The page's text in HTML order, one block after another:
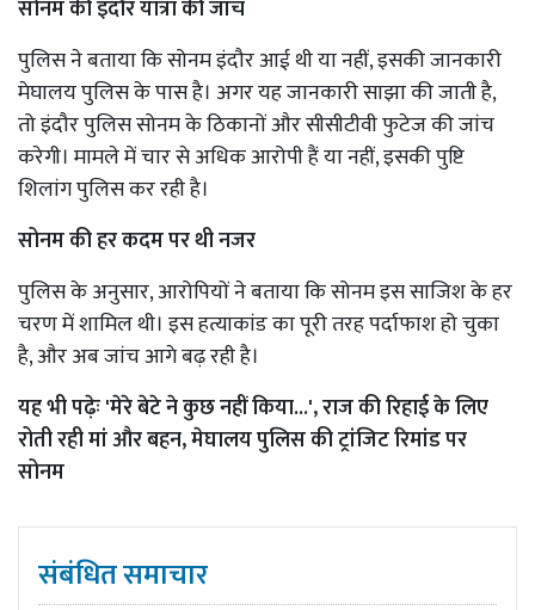
सोनम की इंदौर यात्रा की जांच
पुलिस ने बताया कि सोनम इंदौर आई थी या नहीं, इसकी जानकारी
मेघालय पुलिस के पास है। अगर यह जानकारी साझा की जाती है,
तो इंदौर पुलिस सोनम के ठिकानों और सीसीटीवी फुटेज की जांच
करेगी। मामले में चार से अधिक आरोपी हैं या नहीं, इसकी पुष्टि
शिलांग पुलिस कर रही है।
सोनम की हर कदम पर थी नजर
पुलिस के अनुसार, आरोपियों ने बताया कि सोनम इस साजिश के हर
चरण में शामिल थी। इस हत्याकांड का पूरी तरह पर्दाफाश हो चुका
है, और अब जांच आगे बढ़ रही है।
यह भी पढ़ेः'मेरे बेटे ने कुछ नहीं किया...', राज की रिहाई के लिए
रोती रही मां और बहन, मेघालय पुलिस की ट्रांजिट रिमांड पर
सोनम
संबंधित समाचार